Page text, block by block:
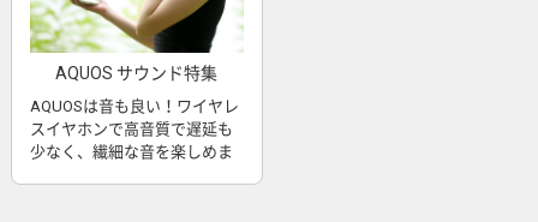
AQUOS サウンド特集
AQUOSは音も良い！ワイヤレ
スイヤホンで高音質で遅延も
少なく、繊細な音を楽しめま